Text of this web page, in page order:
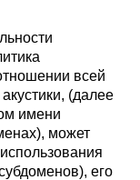
всей
(далее
имени
может
его